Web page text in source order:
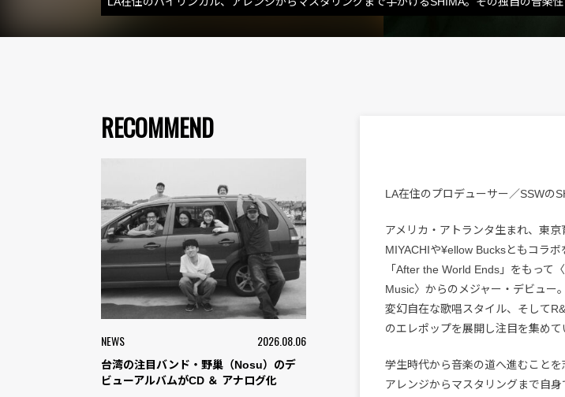
RECOMMEND
NEWS 2026.08.06
台湾の注目バンド・野巢（Nosu）のデ
ビューアルバムがCD ＆ アナログ化
LA在住のプロデューサー／SSWの
アメリカ・アトランタ生まれ、東
MIYACHIや¥ellow Bucksともコラ
「After the World Ends」をもって
Music〉からのメジャー・デビュー
変幻自在な歌唱スタイル、そして
のエレポップを展開し注目を集めて
学生時代から音楽の道へ進むこと
アレンジからマスタリングまで自